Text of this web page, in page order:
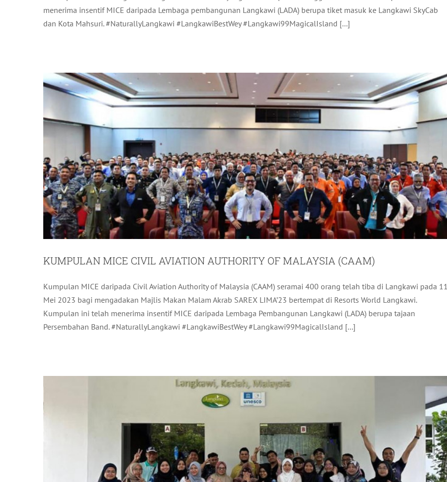
menerima insentif MICE daripada Lembaga pembangunan Langkawi (LADA) berupa tiket masuk ke Langkawi SkyCab
dan Kota Mahsuri. #NaturallyLangkawi #LangkawiBestWey #Langkawi99MagicalIsland [...]
Pelancongan Terkini
KUMPULAN MICE CIVIL AVIATION AUTHORITY OF MALAYSIA (CAAM)
Kumpulan MICE daripada Civil Aviation Authority of Malaysia (CAAM) seramai 400 orang telah tiba di Langkawi pada 11
Mei 2023 bagi mengadakan Majlis Makan Malam Akrab SAREX LIMA’23 bertempat di Resorts World Langkawi.
Kumpulan ini telah menerima insentif MICE daripada Lembaga Pembangunan Langkawi (LADA) berupa tajaan
Persembahan Band. #NaturallyLangkawi #LangkawiBestWey #Langkawi99MagicalIsland [...]
IGSC #100th – THE GARDEN OF KNOWLEDGE AND VIRTUE
Aktiviti LADA Terkini